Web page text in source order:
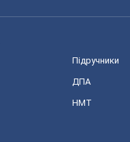
Підручники
ДПА
НМТ